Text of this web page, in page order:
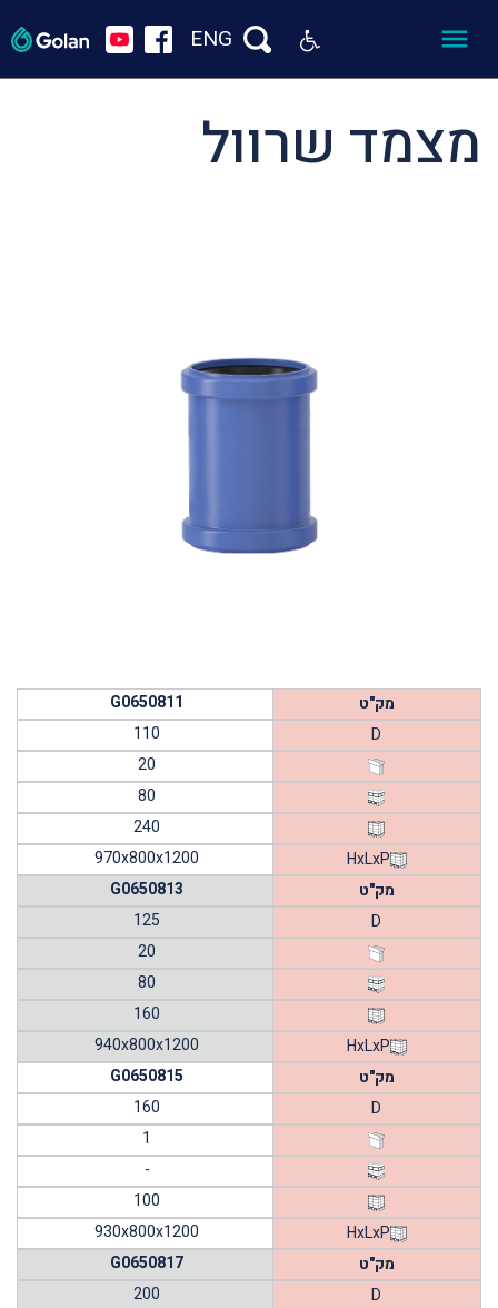
ENG
מצמד שרוול
מק"ט
G0650811
D
110
20
80
240
HxLxP
970x800x1200
מק"ט
G0650813
D
125
20
80
160
HxLxP
940x800x1200
מק"ט
G0650815
D
160
1
-
100
HxLxP
930x800x1200
מק"ט
G0650817
D
200